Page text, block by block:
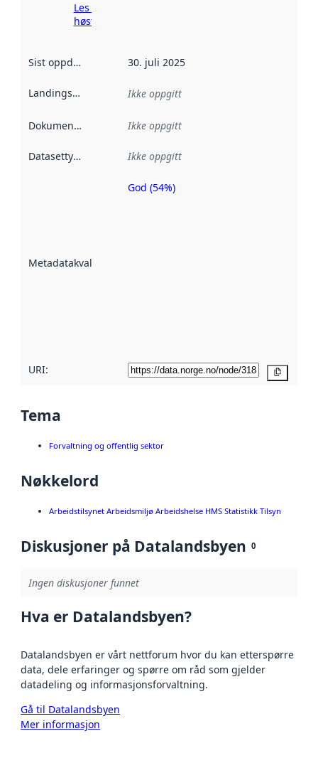
Les mer om
høsting her
Sist oppdatert 30. juli 2025
Landingsside Ikke oppgitt
Dokumentasjon Ikke oppgitt
Datasettype Ikke oppgitt
Metadatakvalitet
Metadatakvalitet
God (54%)
URI:
Tema
Forvaltning og offentlig sektor
Nøkkelord
Arbeidstilsynet Arbeidsmiljø Arbeidshelse HMS Statistikk Tilsyn
Diskusjoner på Datalandsbyen 0
Ingen diskusjoner funnet
Hva er Datalandsbyen?
Datalandsbyen er vårt nettforum hvor du kan etterspørre
data, dele erfaringer og spørre om råd som gjelder
datadeling og informasjonsforvaltning.
Gå til Datalandsbyen
Mer informasjon